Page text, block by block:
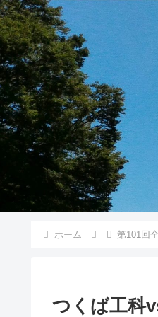
ホーム 第101回
つくば工科